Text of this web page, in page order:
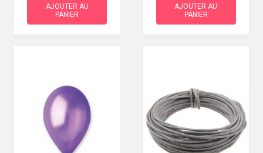
AJOUTER AU
PANIER
AJOUTER AU
PANIER